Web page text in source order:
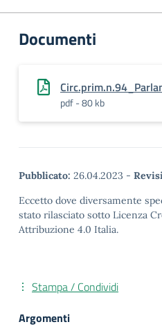
Documenti
pdf - 80 kb
Pubblicato: 26.04.2023 -
Eccetto dove diversamente
stato rilasciato sotto Licenza
Attribuzione 4.0 Italia.
Stampa / Condividi
Argomenti